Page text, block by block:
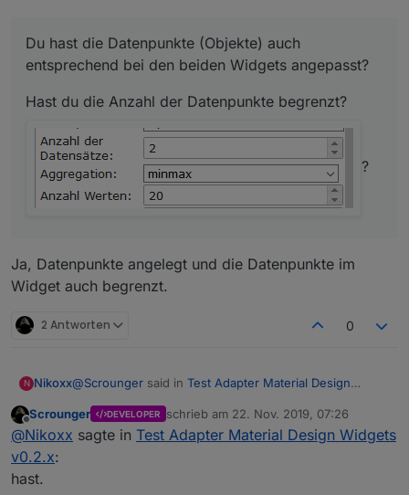
Du hast die Datenpunkte (Objekte) auch
entsprechend bei den beiden Widgets angepasst?
Hast du die Anzahl der Datenpunkte begrenzt?
?
Ja, Datenpunkte angelegt und die Datenpunkte im
Widget auch begrenzt.
2 Antworten 0
N Nikoxx@Scrounger said in Test Adapter Material Design
Welche Version ist bei dir installiert? Wenn ich mir
Offline
Scrounger DEVELOPER schrieb am 22. Nov. 2019, 07:26
zuletzt editiert von
@Nikoxx sagte in Test Adapter Material Design Widgets
v0.2.x:
hast.